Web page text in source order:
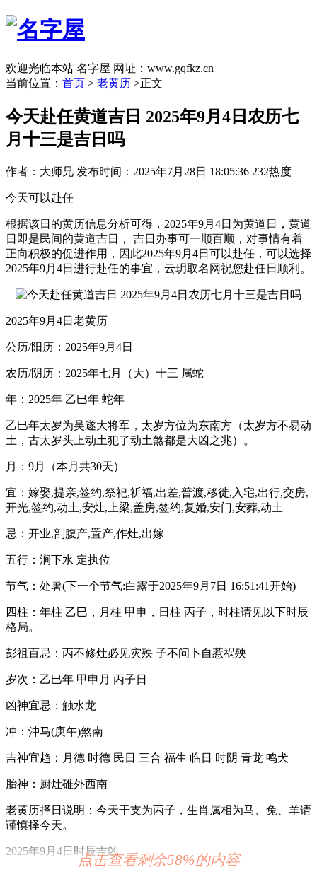
欢迎光临本站 名字屋 网址：www.gqfkz.cn
当前位置： 首页 > 老黄历 >正文
今天赴任黄道吉日 2025年9月4日农历七
月十三是吉日吗
作者：大师兄 发布时间：2025年7月28日 18:05:36 232热度
今天可以赴任
根据该日的黄历信息分析可得，2025年9月4日为黄道日，黄道
日即是民间的黄道吉日， 吉日办事可一顺百顺，对事情有着
正向积极的促进作用，因此2025年9月4日可以赴任，可以选择
2025年9月4日进行赴任的事宜，云玥取名网祝您赴任日顺利。
2025年9月4日老黄历
公历/阳历：2025年9月4日
农历/阴历：2025年七月（大）十三 属蛇
年：2025年 乙巳年 蛇年
乙巳年太岁为吴遂大将军，太岁方位为东南方（太岁方不易动
土，古太岁头上动土犯了动土煞都是大凶之兆）。
月：9月（本月共30天）
宜：嫁娶,提亲,签约,祭祀,祈福,出差,普渡,移徙,入宅,出行,交房,
开光,签约,动土,安灶,上梁,盖房,签约,复婚,安门,安葬,动土
忌：开业,剖腹产,置产,作灶,出嫁
五行：涧下水 定执位
节气：处暑(下一个节气:白露于2025年9月7日 16:51:41开始)
四柱：年柱 乙巳，月柱 甲申，日柱 丙子，时柱请见以下时辰
格局。
彭祖百忌：丙不修灶必见灾殃 子不问卜自惹祸殃
岁次：乙巳年 甲申月 丙子日
凶神宜忌：触水龙
冲：沖马(庚午)煞南
吉神宜趋：月德 时德 民日 三合 福生 临日 时阴 青龙 鸣犬
胎神：厨灶碓外西南
老黄历择日说明：今天干支为丙子，生肖属相为马、兔、羊请
谨慎择今天。
2025年9月4日时辰吉凶
点击查看剩余58%的内容